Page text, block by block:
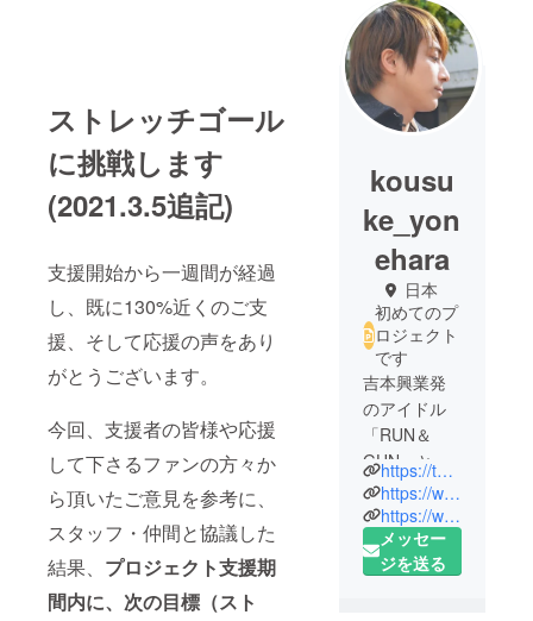
ストレッチゴール
に挑戦します
(2021.3.5追記)
支援開始から一週間が経過
し、既に130%近くのご支
援、そして応援の声をあり
がとうございます。
今回、支援者の皆様や応援
して下さるファンの方々か
ら頂いたご意見を参考に、
スタッフ・仲間と協議した
結果、 プロジェクト支援期
間内に、次の目標（スト
kousu
ke_yon
ehara
日本
初めてのプ
ロジェクト
です
吉本興業発
のアイドル
「RUN＆
GUN」とし
て2001年CD
デビュー。
現在は俳優
として舞台
https://twitter.com/kosk0313
https://www.youtube.com/channel/UCDnqabLvLaIth9Dah87M8ew
https://www.instagram.com/kosk0313/
メッセー
ジを送る